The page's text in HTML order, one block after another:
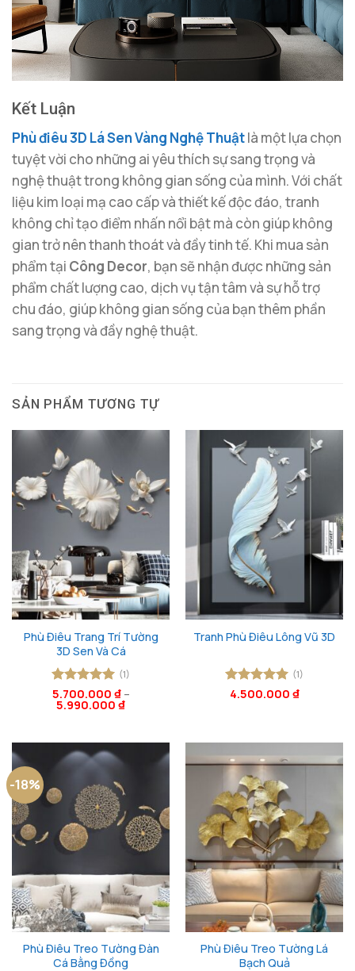
Kết Luận
Phù điêu 3D Lá Sen Vàng Nghệ Thuậtlà một lựa chọn
tuyệt vời cho những ai yêu thích sự sang trọng và
nghệ thuật trong không gian sống của mình. Với chất
liệu kim loại mạ cao cấp và thiết kế độc đáo, tranh
không chỉ tạo điểm nhấn nổi bật mà còn giúp không
gian trở nên thanh thoát và đầy tinh tế. Khi mua sản
phẩm tại Công Decor, bạn sẽ nhận được những sản
phẩm chất lượng cao, dịch vụ tận tâm và sự hỗ trợ
chu đáo, giúp không gian sống của bạn thêm phần
sang trọng và đầy nghệ thuật.
SẢN PHẨM TƯƠNG TỰ
Phù Điêu Trang Trí Tường
3D Sen Và Cá
Được xếp
hạng55
(1)
5.700.000 ₫–
5.990.000 ₫
Tranh Phù Điêu Lông Vũ 3D
Được xếp
(1)
4.500.000 ₫
-18%
Phù Điêu Treo Tường Đàn
Cá Bằng Đồng
Phù Điêu Treo Tường Lá
Bạch Quả